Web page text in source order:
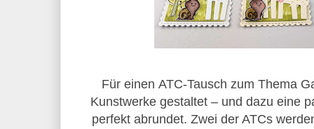
Für einenATC‑Tausch zum Thema
Kunstwerke gestaltet – und dazu eine
perfekt abrundet. Zwei der ATCs